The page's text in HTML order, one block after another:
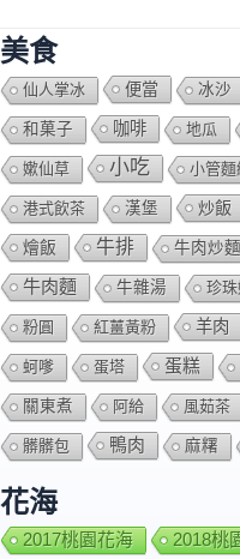
美食
仙人掌冰 便當 冰沙
和菓子 咖啡 地瓜
嫰仙草 小吃 小管麵
港式飲茶 漢堡 炒飯
燴飯 牛排 牛肉炒麵
牛肉麵 牛雜湯 珍
粉圓 紅薑黃粉 羊肉
蚵嗲 蛋塔 蛋糕
關東煮 阿給 風茹茶
髒髒包 鴨肉 麻糬
花海
2017桃園花海 2018桃